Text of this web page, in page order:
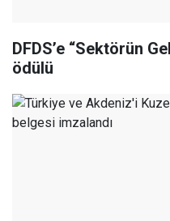
DFDS’e “Sektörün
ödülü